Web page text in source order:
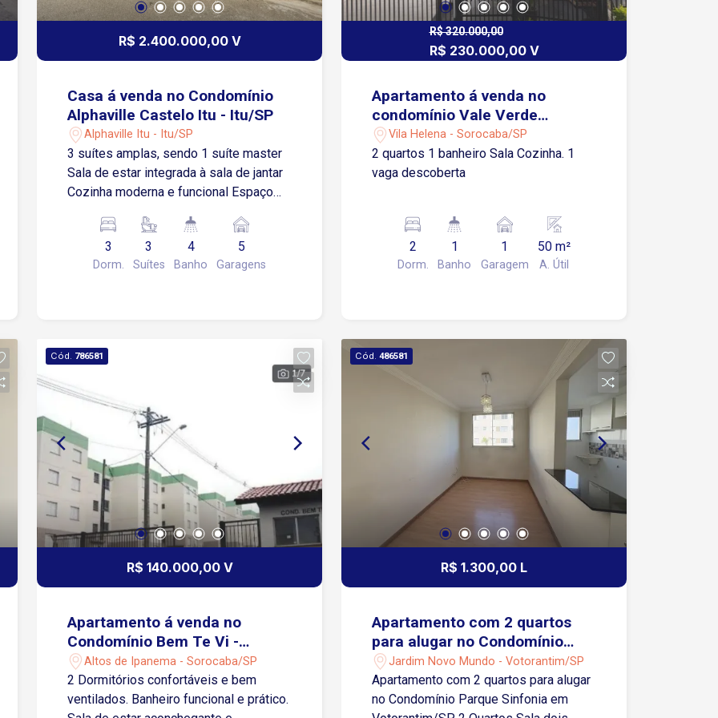
R$ 2.400.000,00 V
Casa á venda no Condomínio
Alphaville Castelo Itu - Itu/SP
Alphaville Itu - Itu/SP
3 suítes amplas, sendo 1 suíte master
Sala de estar integrada à sala de jantar
Cozinha moderna e funcional Espaço
família Piscina com borda infinita e
vista incrível para a mata Garagem para
até 5 carros
3
Dorm.
3
Suítes
4
Banho
5
Garagens
R$ 320.000,00
R$ 230.000,00 V
Apartamento á venda no
condomínio Vale Verde
Ipanema - Sorocaba/SP
Vila Helena - Sorocaba/SP
2 quartos 1 banheiro Sala Cozinha. 1
vaga descoberta
2
Dorm.
1
Banho
1
Garagem
50 m²
A. Útil
Cód. 786581
R$ 140.000,00 V
Apartamento á venda no
Condomínio Bem Te Vi -
Sorocaba/SP
Altos de Ipanema - Sorocaba/SP
2 Dormitórios confortáveis e bem
ventilados. Banheiro funcional e prático.
Cód. 486581
R$ 1.300,00 L
Apartamento com 2 quartos
para alugar no Condomínio
Parque Sinfonia em
Votorantim/SP
Jardim Novo Mundo - Votorantim/SP
Apartamento com 2 quartos para alugar
no Condomínio Parque Sinfonia em